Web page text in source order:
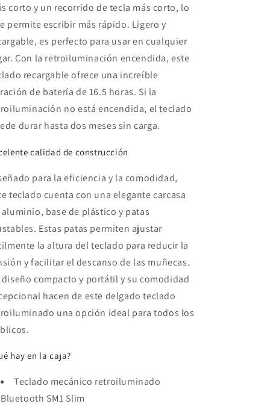
corto y un recorrido de tecla más corto, lo
permite escribir más rápido. Ligero y
es perfecto para usar en cualquier
Con la retroiluminación encendida, este
recargable ofrece una increíble
de batería de 16.5 horas. Si la
no está encendida, el teclado
durar hasta dos meses sin carga.
calidad de construcción
para la eficiencia y la comodidad,
teclado cuenta con una elegante carcasa
base de plástico y patas
Estas patas permiten ajustar
la altura del teclado para reducir la
y facilitar el descanso de las muñecas.
diseño compacto y portátil y su comodidad
hacen de este delgado teclado
una opción ideal para todos los
hay en la caja?
Teclado mecánico retroiluminado
Bluetooth SM1 Slim